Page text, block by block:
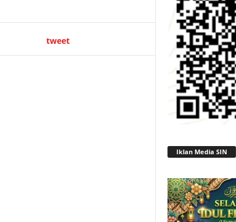
tweet
Iklan Media SIN